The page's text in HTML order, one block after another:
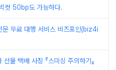
컷 50bp도 가능하다.
문 무료 대행 서비스 비즈포인(biz4i
물 택배 사칭 『스미싱 주의하기』